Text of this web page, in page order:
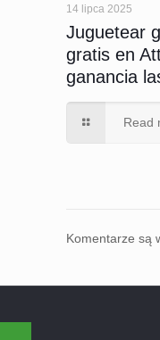
14 lipca 2025
Juguetear
gratis en
ganancia
Read
Komentarze są